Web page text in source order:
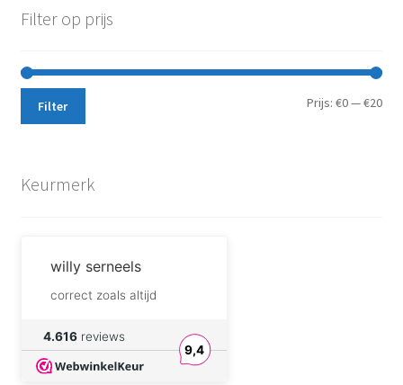
Filter op prijs
Min.
Filter Prijs:€0—€20
Keurmerk
willy serneels
correct zoals altijd
I will definitely buy
components from their
4.616 reviews
9,4